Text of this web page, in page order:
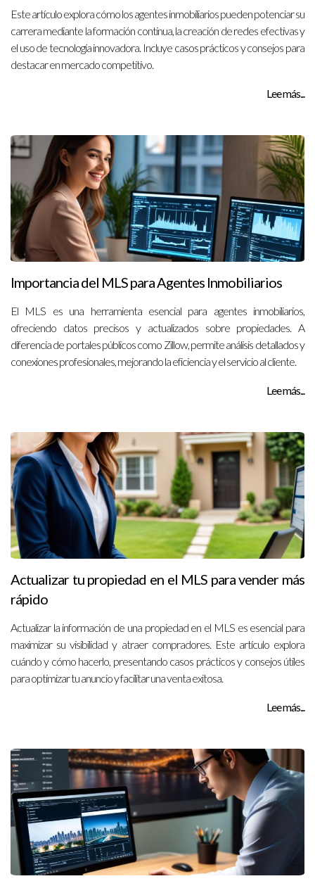
Este artículo explora cómo los agentes inmobiliarios pueden potenciar su
carrera mediante la formación continua, la creación de redes efectivas y
el uso de tecnología innovadora. Incluye casos prácticos y consejos para
destacar en mercado competitivo.
Lee más...
Importancia del MLS para Agentes Inmobiliarios
El MLS es una herramienta esencial para agentes inmobiliarios,
ofreciendo datos precisos y actualizados sobre propiedades. A
diferencia de portales públicos como Zillow, permite análisis detallados y
conexiones profesionales, mejorando la eficiencia y el servicio al cliente.
Lee más...
Actualizar tu propiedad en el MLS para vender más
rápido
Actualizar la información de una propiedad en el MLS es esencial para
maximizar su visibilidad y atraer compradores. Este artículo explora
cuándo y cómo hacerlo, presentando casos prácticos y consejos útiles
para optimizar tu anuncio y facilitar una venta exitosa.
Lee más...